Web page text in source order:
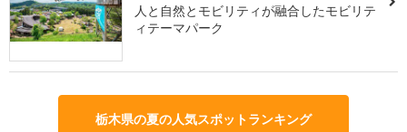
人と自然とモビリティが融合したモビリテ
ィテーマパーク
栃木県の夏の人気スポットランキング